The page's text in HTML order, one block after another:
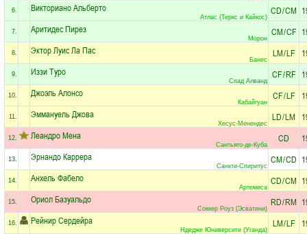
6. Викториано Альберто
Атлас (Теркс и Кайкос)
CD/CM
7. Аритидес Пирез
Морон
CM/CF
8. Эктор Луис Ла Пас
Банес
LM/LF
9. Иззи Туро
Спад Алванд
CF/RF
10. Джоэль Алонсо
Кабайгуан
CF/LF
11. Эммануель Джова
Хесус-Менендес
LD/LM
12. Леандро Мена
Сантьяго-де-Куба
CD
13. Эрнандо Каррера
Санкти-Спиритус
CM/CD
14. Анхель Фабело
Артемиса
CD/CM
15. Ориол Базуальдо
Соккер Роуз (Эсватини)
RD/RM
16. Рейнир Сердейра
Ндедже Юниверсити (Уганда)
LM/LF